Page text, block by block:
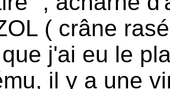
( crâne
j'ai eu le
il y a une